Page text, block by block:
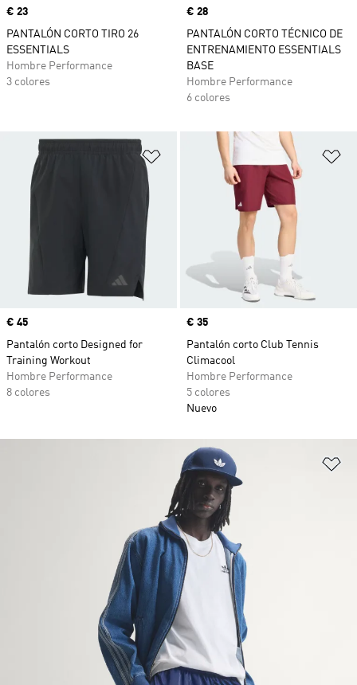
Precio
€ 23
PANTALÓN CORTO TIRO 26
ESSENTIALS
Hombre Performance
3 colores
Precio
€ 28
PANTALÓN CORTO TÉCNICO DE
ENTRENAMIENTO ESSENTIALS
BASE
Hombre Performance
6 colores
Añadir a la lista de deseos
Precio
€ 45
Pantalón corto Designed for
Training Workout
Hombre Performance
8 colores
Precio
€ 35
Pantalón corto Club Tennis
Climacool
Hombre Performance
5 colores
Nuevo